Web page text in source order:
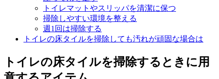
トイレマットやスリッパを清潔に保つ
掃除しやすい環境を整える
週1回は掃除する
トイレの床タイルを掃除しても汚れが頑固な場合は
トイレの床タイルを掃除するときに用